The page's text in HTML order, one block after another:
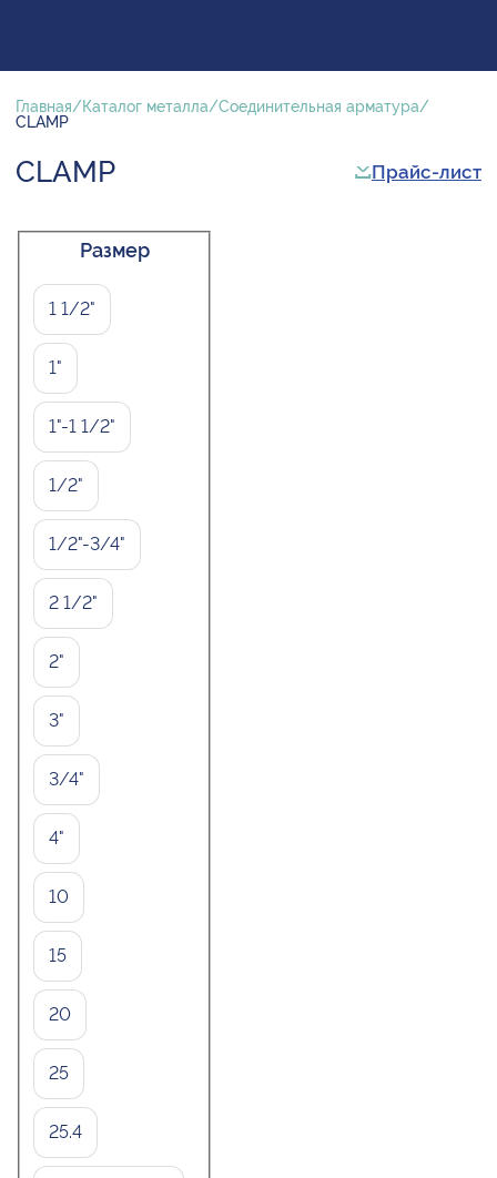
Главная Каталог металла
Соединительная арматура
CLAMP
CLAMP Прайс-лист
Размер
1 1/2"
1"
1"-1 1/2"
1/2"
1/2"-3/4"
2 1/2"
2"
3"
3/4"
4"
10
15
20
25
25.4